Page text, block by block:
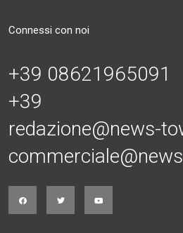
Connessi con noi
+39 08621965091
+39
redazione@news-